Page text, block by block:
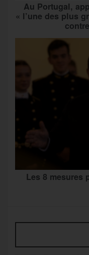
Au Portugal,
« l’une des plus
Les 8 mesures